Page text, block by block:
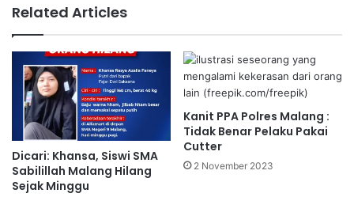
Related Articles
Dicari: Khansa, Siswi SMA
Sabilillah Malang Hilang
Sejak Minggu
Kanit PPA Polres Malang :
Tidak Benar Pelaku Pakai
Cutter
2 November 2023